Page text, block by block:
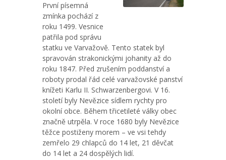
První písemná
zmínka pochází z
roku 1499. Vesnice
patřila pod správu
statku ve Varvažově. Tento statek byl
spravován strakonickými johanity až do
roku 1847. Před zrušením poddanství a
roboty prodal řád celé varvažovské panství
knížeti Karlu II. Schwarzenbergovi. V 16.
století byly Nevězice sídlem rychty pro
okolní obce. Během třicetileté války obec
značně utrpěla. V roce 1680 byly Nevězice
těžce postiženy morem – ve vsi tehdy
zemřelo 29 chlapců do 14 let, 21 děvčat
do 14 let a 24 dospělých lidí.